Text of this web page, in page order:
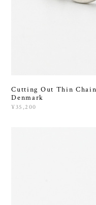
Cutting Out Thin
Denmark
¥35,200